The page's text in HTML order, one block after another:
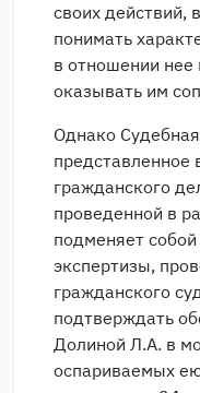
своих действий,
понимать
в отношении нее
оказывать им
Однако
представленное
гражданского
проведенной в
подменяет
экспертизы,
гражданского
подтверждать
Долиной Л.А. в
оспариваемых